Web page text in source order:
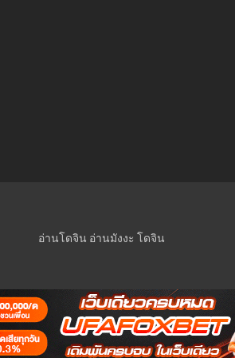
อ่านโดจิน อ่านมังงะ โดจิน
© 2023 Manga-Lc Inc. All rights reserved